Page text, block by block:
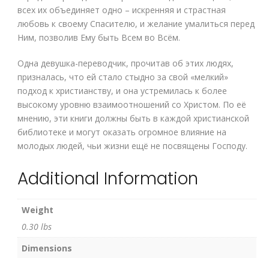
всех их объединяет одно – искренняя и страстная
любовь к своему Спасителю, и желание умалиться перед
Ним, позволив Ему быть Всем во Всём.
Одна девушка-переводчик, прочитав об этих людях,
призналась, что ей стало стыдно за свой «мелкий»
подход к христианству, и она устремилась к более
высокому уровню взаимоотношений со Христом. По её
мнению, эти книги должны быть в каждой христианской
библиотеке и могут оказать огромное влияние на
молодых людей, чьи жизни ещё не посвящены Господу.
Additional Information
Weight
0.30 lbs
Dimensions